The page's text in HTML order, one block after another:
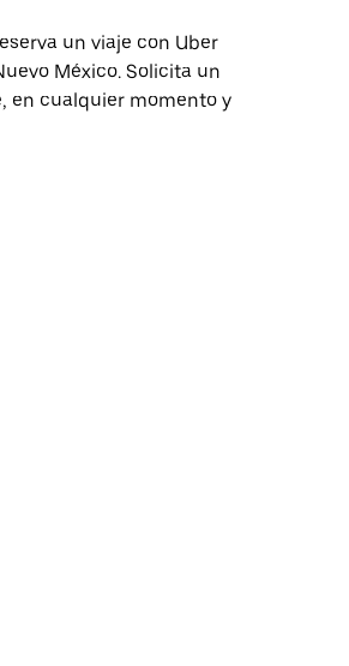
un viaje con Uber
México. Solicita un
en cualquier momento y